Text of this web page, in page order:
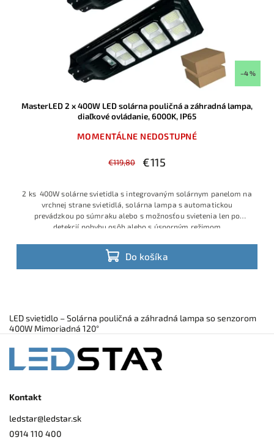
–4 %
MasterLED 2 x 400W LED solárna pouličná a záhradná lampa,
diaľkové ovládanie, 6000K, IP65
MOMENTÁLNE NEDOSTUPNÉ
€119,80 €115
Do košíka
2 ks 400W solárne svietidla s integrovaným solárnym panelom na
vrchnej strane svietidlá, solárna lampa s automatickou
prevádzkou po súmraku alebo s možnosťou svietenia len po
detekcií pohybu osôb alebo s úsporným režimom
LED svietidlo – Solárna pouličná a záhradná lampa so senzorom
400W Mimoriadná 120°
Kontakt
ledstar@ledstar.sk
0914 110 400